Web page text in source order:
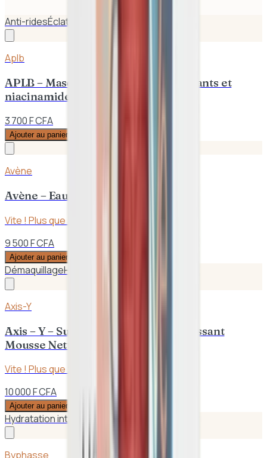
Anti-ridesÉclat
Aplb
APLB – Masque de soin aux antioxydants et
niacinamide 25ml
3 700 F CFA
Ajouter au panier
Avène
Avène – Eau Thermale Spray 150ml
Vite ! Plus que
9 500 F CFA
Ajouter au panier
DémaquillageHydratation
Axis-Y
Axis – Y – Sunday Morning Rafraîchissant
Mousse Nettoyante 120ml
Vite ! Plus que
10 000 F CFA
Ajouter au panier
Hydratation intense
Byphasse